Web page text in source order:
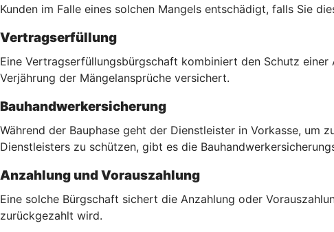
Kunden im Falle eines solchen Mangels entschädigt, falls Sie
Vertragserfüllung
Eine Vertragserfüllungsbürgschaft kombiniert den Schutz
Verjährung der Mängelansprüche versichert.
Bauhandwerkersicherung
Während der Bauphase geht der Dienstleister in Vorkasse, um
Dienstleisters zu schützen, gibt es die
Anzahlung und Vorauszahlung
Eine solche Bürgschaft sichert die Anzahlung oder
zurückgezahlt wird.